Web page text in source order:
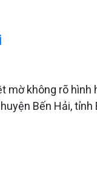
mờ không rõ hình
Bến Hải, tỉnh